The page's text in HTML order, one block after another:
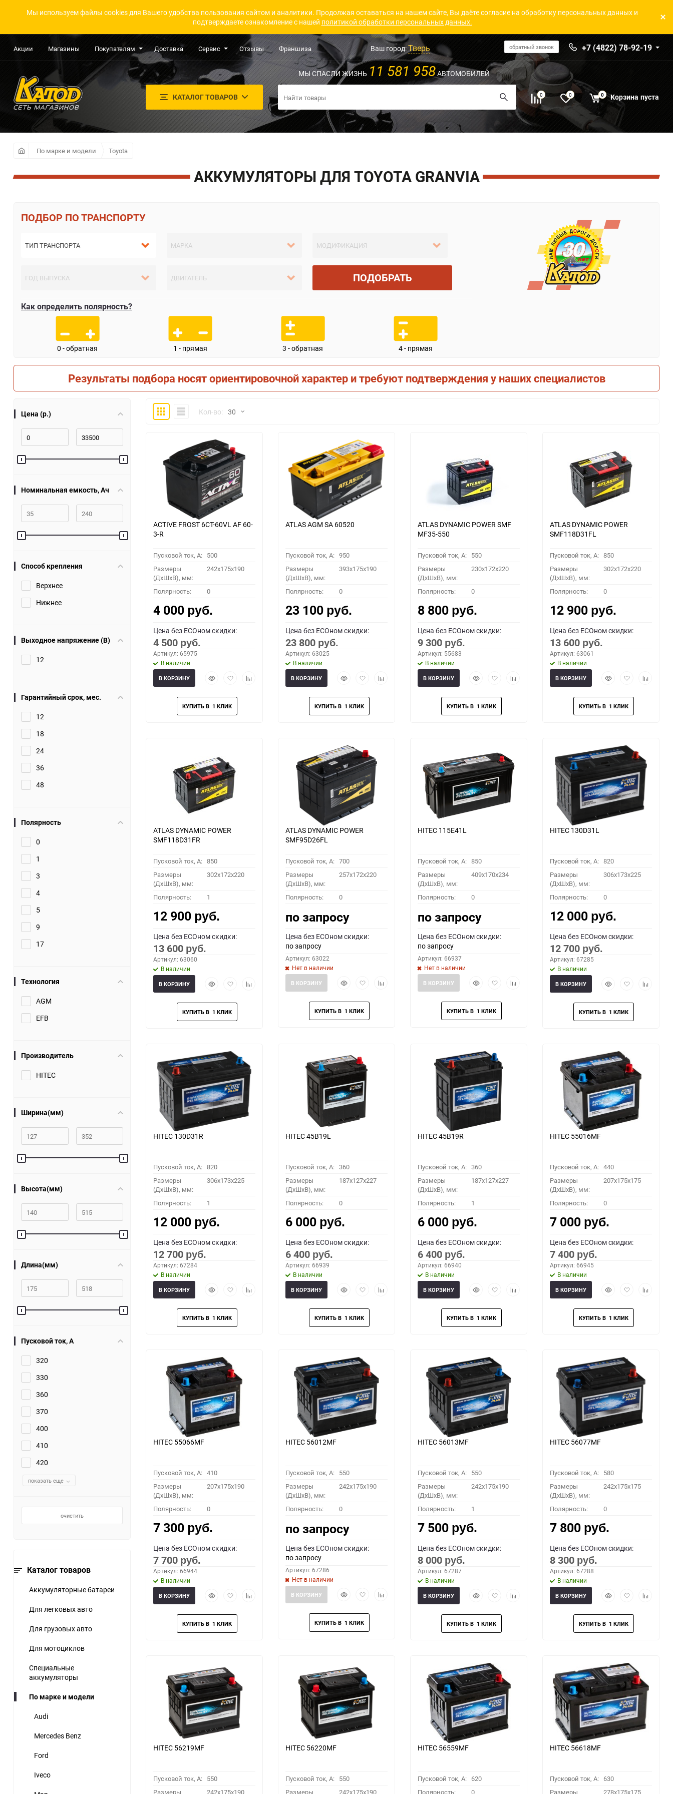
Мы используем файлы cookies для Вашего удобства пользования сайтом и аналитики. Продолжая оставаться на нашем сайте, Вы даёте согласие на обработку персональных данных и
подтверждаете ознакомление с нашей политикой обработки персональных данных.
Акции Магазины Покупателям Доставка Сервис Отзывы Франшиза Ваш город:Тверь обратный звонок +7 (4822) 78-92-19
КАТАЛОГ ТОВАРОВ
МЫ СПАСЛИ ЖИЗНЬ 11 581 958АВТОМОБИЛЕЙ
0 0 0 Корзина пуста
По марке и модели Toyota
АККУМУЛЯТОРЫ ДЛЯ TOYOTA GRANVIA
ПО ТРАНСПОРТУ
ПОДОБРАТЬ
Как определить полярность?
0 - обратная 1 - прямая 3 - обратная 4 - прямая
Результаты подбора носят ориентировочной характер и требуют подтверждения у наших специалистов
Цена (р.)
Номинальная емкость, Ач
Способ крепления
Верхнее
Нижнее
Выходное напряжение (В)
12
Гарантийный срок, мес.
12
18
24
36
48
Полярность
0
1
3
4
5
9
17
Технология
AGM
EFB
Производитель
HITEC
Ширина(мм)
Высота(мм)
Длина(мм)
Пусковой ток, A
320
330
360
370
400
410
420
показать еще
очистить
Каталог товаров
Аккумуляторные батареи
Для легковых авто
Для грузовых авто
Для мотоциклов
Специальные
аккумуляторы
По марке и модели
Audi
Mercedes Benz
Ford
Iveco
ПлиткаКомпактноКол-во: 30
30
60
90
150
ACTIVE FROST 6СТ-60VL АF 60-
3-R
Пусковой ток, A: 500
Размеры
(ДхШхВ), мм:
242x175x190
Полярность: 0
4 000 руб.
Цена без ECOном скидки:
4 500 руб.
Артикул: 65975
В наличии
БыстрыйДобавить
избранное
Добавить
В КОРЗИНУ
ATLAS AGM SA 60520
Пусковой ток, A: 950
Размеры
(ДхШхВ), мм:
393x175x190
Полярность: 0
23 100 руб.
Цена без ECOном скидки:
23 800 руб.
Артикул: 63025
В наличии
БыстрыйДобавить
избранное
Добавить
В КОРЗИНУ
ATLAS DYNAMIC POWER SMF
MF35-550
Пусковой ток, A: 550
Размеры
(ДхШхВ), мм:
230x172x220
Полярность: 0
8 800 руб.
Цена без ECOном скидки:
9 300 руб.
Артикул: 55683
В наличии
БыстрыйДобавить
избранное
Добавить
В КОРЗИНУ
ATLAS DYNAMIC POWER
SMF118D31FL
Пусковой ток, A: 850
Размеры
(ДхШхВ), мм:
302x172x220
Полярность: 0
12 900 руб.
Цена без ECOном скидки:
13 600 руб.
Артикул: 63061
В наличии
БыстрыйДобавить
избранное
Добавить
В КОРЗИНУ
ATLAS DYNAMIC POWER
SMF118D31FR
Пусковой ток, A: 850
Размеры
(ДхШхВ), мм:
302x172x220
Полярность: 1
12 900 руб.
Цена без ECOном скидки:
13 600 руб.
Артикул: 63060
В наличии
БыстрыйДобавить
избранное
Добавить
В КОРЗИНУ
ATLAS DYNAMIC POWER
SMF95D26FL
Пусковой ток, A: 700
Размеры
(ДхШхВ), мм:
257x172x220
Полярность: 0
по запросу
Цена без ECOном скидки:
по запросу
Артикул: 63022
Нет в наличии
БыстрыйДобавить
избранное
Добавить
В КОРЗИНУ
HITEC 115E41L
Пусковой ток, A: 850
Размеры
(ДхШхВ), мм:
409x170x234
Полярность: 0
по запросу
Цена без ECOном скидки:
по запросу
Артикул: 66937
Нет в наличии
БыстрыйДобавить
избранное
Добавить
В КОРЗИНУ
HITEC 130D31L
Пусковой ток, A: 820
Размеры
(ДхШхВ), мм:
306x173x225
Полярность: 0
12 000 руб.
Цена без ECOном скидки:
12 700 руб.
Артикул: 67285
В наличии
БыстрыйДобавить
избранное
Добавить
В КОРЗИНУ
HITEC 130D31R
Пусковой ток, A: 820
Размеры
(ДхШхВ), мм:
306x173x225
Полярность: 1
12 000 руб.
Цена без ECOном скидки:
12 700 руб.
Артикул: 67284
В наличии
БыстрыйДобавить
избранное
Добавить
В КОРЗИНУ
HITEC 45B19L
Пусковой ток, A: 360
Размеры
(ДхШхВ), мм:
187x127x227
Полярность: 0
6 000 руб.
Цена без ECOном скидки:
6 400 руб.
Артикул: 66939
В наличии
БыстрыйДобавить
избранное
Добавить
В КОРЗИНУ
HITEC 45B19R
Пусковой ток, A: 360
Размеры
(ДхШхВ), мм:
187x127x227
Полярность: 1
6 000 руб.
Цена без ECOном скидки:
6 400 руб.
Артикул: 66940
В наличии
БыстрыйДобавить
избранное
Добавить
В КОРЗИНУ
HITEC 55016MF
Пусковой ток, A: 440
Размеры
(ДхШхВ), мм:
207x175x175
Полярность: 0
7 000 руб.
Цена без ECOном скидки:
7 400 руб.
Артикул: 66945
В наличии
БыстрыйДобавить
избранное
Добавить
В КОРЗИНУ
HITEC 55066MF
Пусковой ток, A: 410
Размеры
(ДхШхВ), мм:
207x175x190
Полярность: 0
7 300 руб.
Цена без ECOном скидки:
7 700 руб.
Артикул: 66944
В наличии
БыстрыйДобавить
избранное
Добавить
В КОРЗИНУ
HITEC 56012MF
Пусковой ток, A: 550
Размеры
(ДхШхВ), мм:
242x175x190
Полярность: 0
по запросу
Цена без ECOном скидки:
по запросу
Артикул: 67286
Нет в наличии
БыстрыйДобавить
избранное
Добавить
В КОРЗИНУ
HITEC 56013MF
Пусковой ток, A: 550
Размеры
(ДхШхВ), мм:
242x175x190
Полярность: 1
7 500 руб.
Цена без ECOном скидки:
8 000 руб.
Артикул: 67287
В наличии
БыстрыйДобавить
избранное
Добавить
В КОРЗИНУ
HITEC 56077MF
Пусковой ток, A: 580
Размеры
(ДхШхВ), мм:
242x175x175
Полярность: 0
7 800 руб.
Цена без ECOном скидки:
8 300 руб.
Артикул: 67288
В наличии
БыстрыйДобавить
избранное
Добавить
В КОРЗИНУ
HITEC 56219MF
Пусковой ток, A: 550
HITEC 56220MF
Пусковой ток, A: 550
HITEC 56559MF
Пусковой ток, A: 620
HITEC 56618MF
Пусковой ток, A: 630